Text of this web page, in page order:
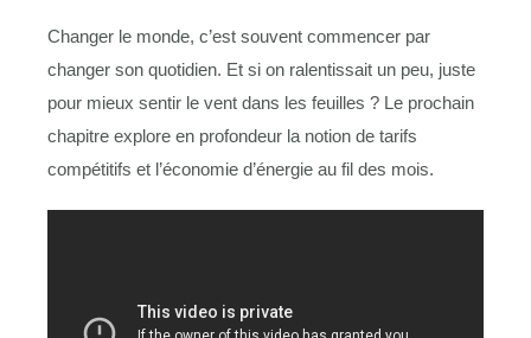
Changer le monde, c’est souvent commencer par
changer son quotidien. Et si on ralentissait un peu, juste
pour mieux sentir le vent dans les feuilles ? Le prochain
chapitre explore en profondeur la notion de tarifs
compétitifs et l’économie d’énergie au fil des mois.